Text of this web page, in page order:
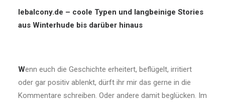
lebalcony.de – coole Typen und langbeinige Stories
aus Winterhude bis darüber hinaus
Wenn euch die Geschichte erheitert, beflügelt, irritiert
oder gar positiv ablenkt, dürft ihr mir das gerne in die
Kommentare schreiben. Oder andere damit beglücken. Im